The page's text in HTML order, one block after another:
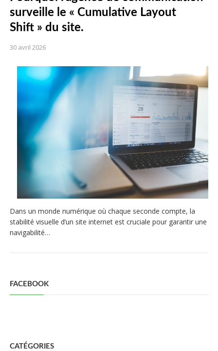
surveille le « Cumulative Layout
Shift » du site.
30 avril 2026
Dans un monde numérique où chaque seconde compte, la
stabilité visuelle d’un site internet est cruciale pour garantir une
navigabilité…
FACEBOOK
CATÉGORIES